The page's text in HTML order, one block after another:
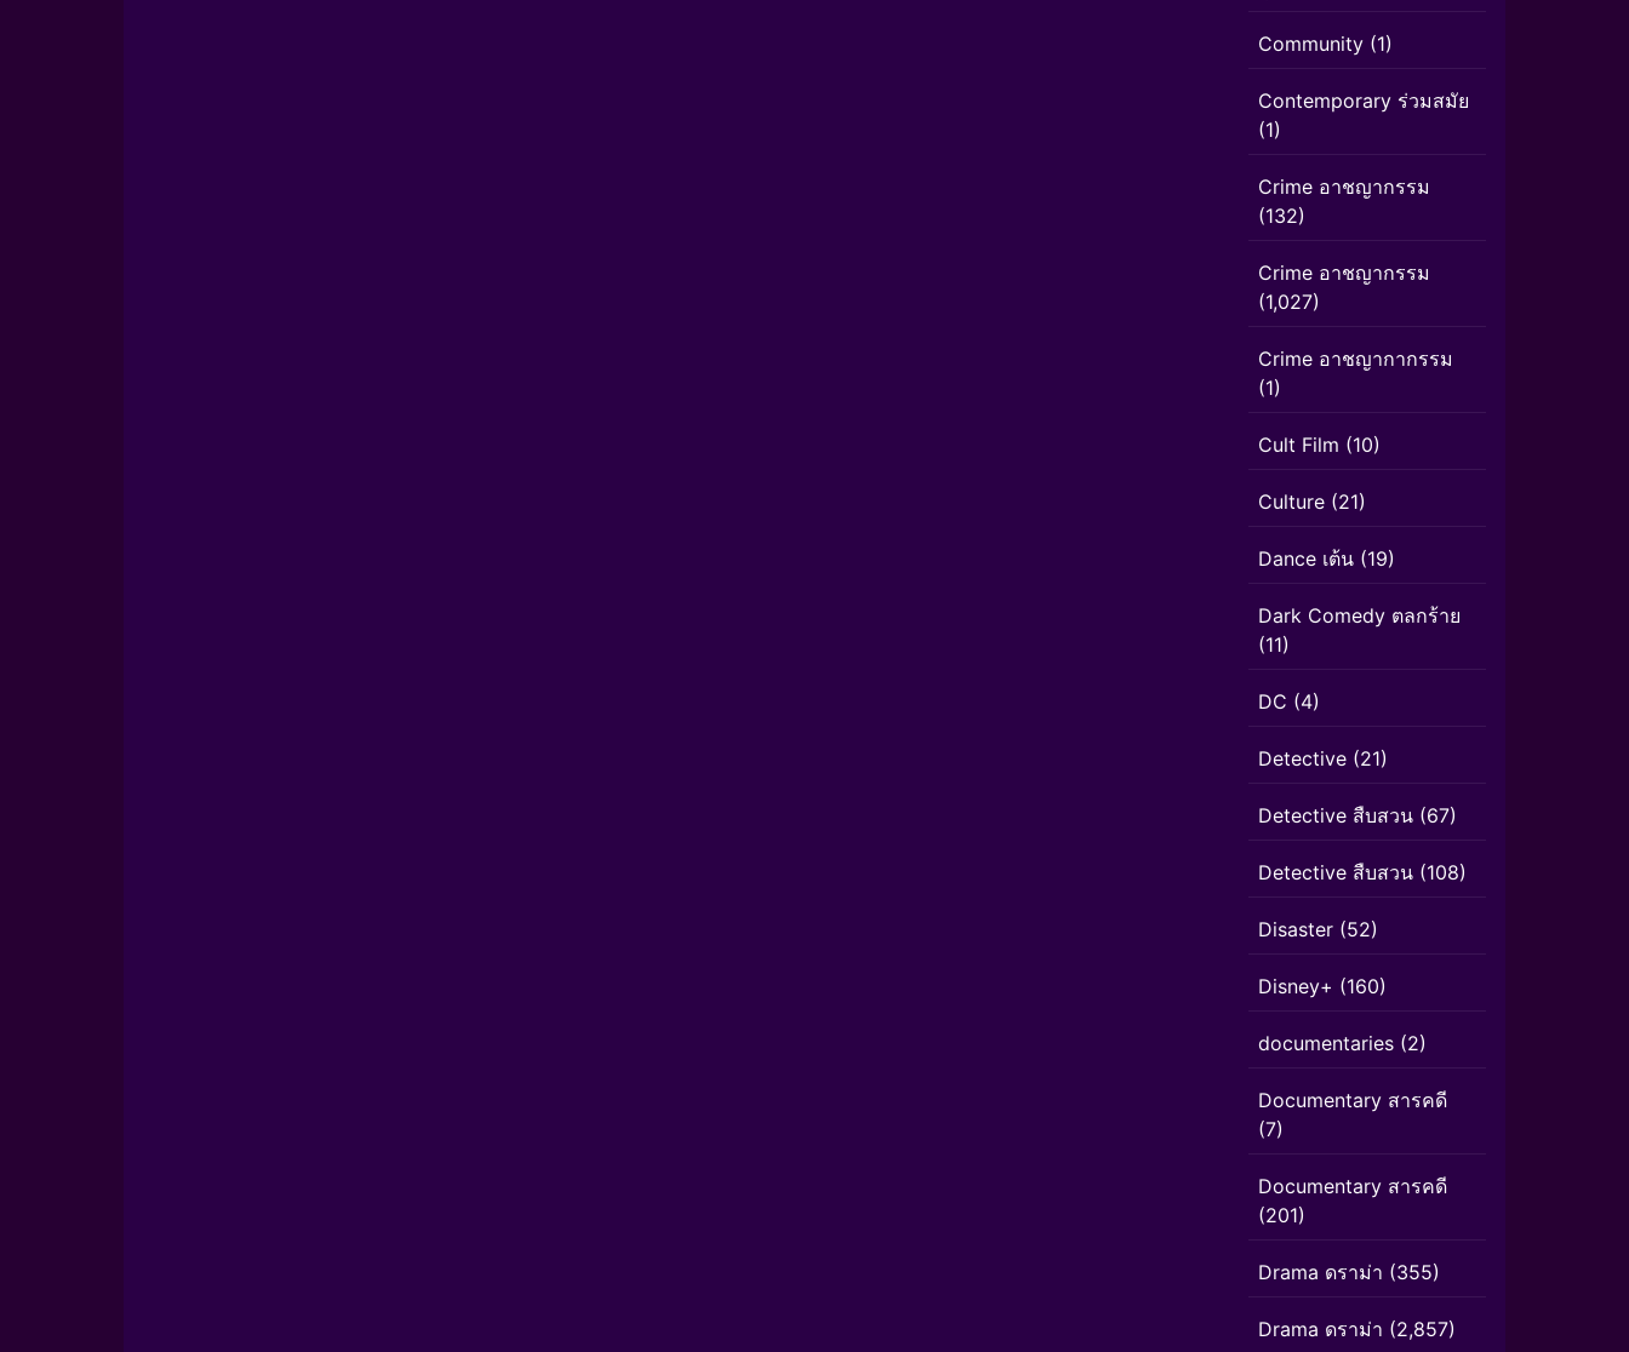
Community (1)
Contemporary ร่วมสมัย
(1)
Crime อาชญากรรม
(132)
Crime อาชญากรรม
(1,027)
Crime อาชญากากรรม
(1)
Cult Film (10)
Culture (21)
Dance เต้น (19)
Dark Comedy ตลกร้าย
(11)
DC (4)
Detective (21)
Detective สืบสวน (67)
Detective สืบสวน (108)
Disaster (52)
Disney+ (160)
documentaries (2)
Documentary สารคดี
(7)
Documentary สารคดี
(201)
Drama ดราม่า (355)
Drama ดราม่า (2,857)